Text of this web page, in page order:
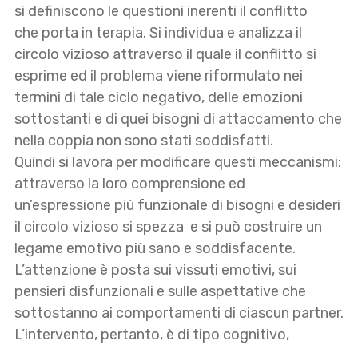
si definiscono le questioni inerenti il conflitto
che porta in terapia. Si individua e analizza il
circolo vizioso attraverso il quale il conflitto si
esprime ed il problema viene riformulato nei
termini di tale ciclo negativo, delle emozioni
sottostanti e di quei bisogni di attaccamento che
nella coppia non sono stati soddisfatti.
Quindi si lavora per modificare questi meccanismi:
attraverso la loro comprensione ed
un’espressione più funzionale di bisogni e desideri
il circolo vizioso si spezza e si può costruire un
legame emotivo più sano e soddisfacente.
L’attenzione è posta sui vissuti emotivi, sui
pensieri disfunzionali e sulle aspettative che
sottostanno ai comportamenti di ciascun partner.
L’intervento, pertanto, è di tipo cognitivo,